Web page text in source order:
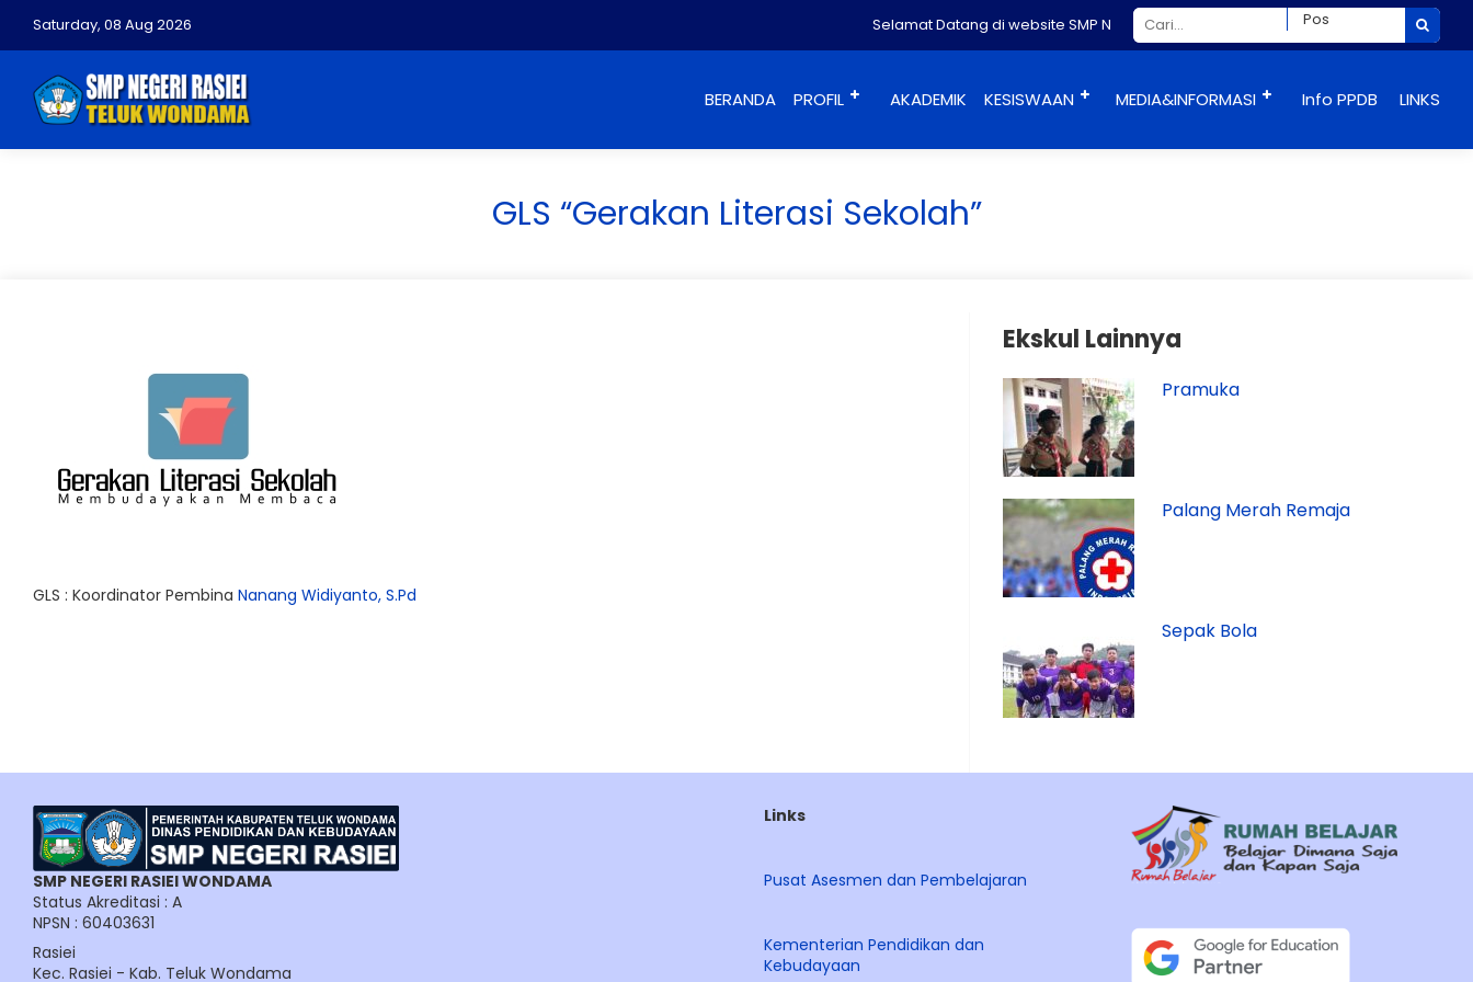
Saturday, 08 Aug 2026 Selamat Datang di website SMP NEGERI RASIEI Teluk Wondama
BERANDA PROFIL AKADEMIK KESISWAAN MEDIA&INFORMASI Info PPDB LINKS
GLS “Gerakan Literasi Sekolah”
GLS : Koordinator Pembina Nanang Widiyanto, S.Pd
Ekskul Lainnya
Pramuka
Palang Merah Remaja
Sepak Bola
SMP NEGERI RASIEI WONDAMA
Status Akreditasi : A
NPSN : 60403631
Rasiei
Kec. Rasiei - Kab. Teluk Wondama
Links
Pusat Asesmen dan Pembelajaran
Kementerian Pendidikan dan
Kebudayaan